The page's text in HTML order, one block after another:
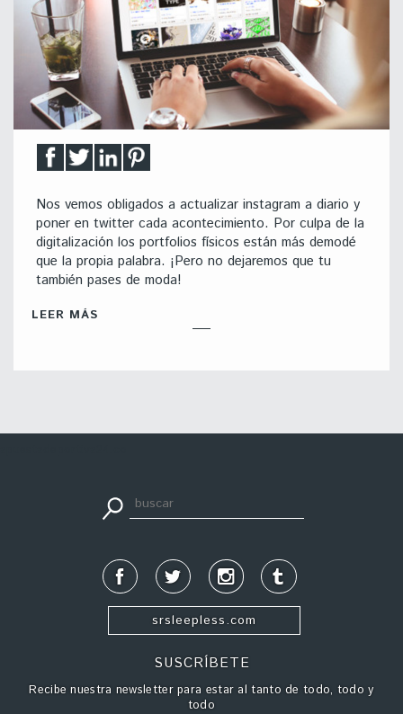
Nos vemos obligados a actualizar instagram a diario y
poner en twitter cada acontecimiento. Por culpa de la
digitalización los portfolios físicos están más demodé
que la propia palabra. ¡Pero no dejaremos que tu
también pases de moda!
LEER MÁS
srsleepless.com
SUSCRÍBETE
Recibe nuestra newsletter para estar al tanto de todo, todo y
todo